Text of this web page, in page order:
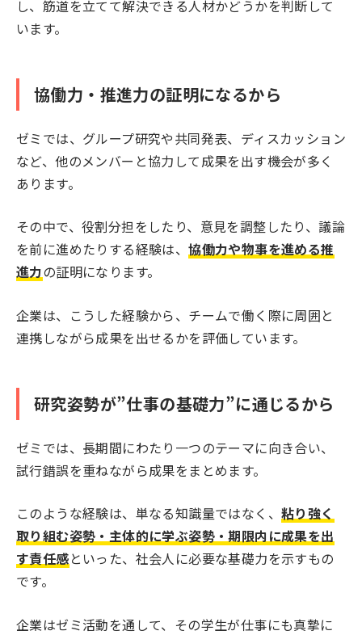
し、筋道を立てて解決できる人材かどうかを判断して
います。
協働力・推進力の証明になるから
ゼミでは、グループ研究や共同発表、ディスカッション
など、他のメンバーと協力して成果を出す機会が多く
あります。
その中で、役割分担をしたり、意見を調整したり、議論
を前に進めたりする経験は、協働力や物事を進める推
進力の証明になります。
企業は、こうした経験から、チームで働く際に周囲と
連携しながら成果を出せるかを評価しています。
研究姿勢が”仕事の基礎力”に通じるから
ゼミでは、長期間にわたり一つのテーマに向き合い、
試行錯誤を重ねながら成果をまとめます。
このような経験は、単なる知識量ではなく、 粘り強く
取り組む姿勢・主体的に学ぶ姿勢・期限内に成果を出
す責任感といった、社会人に必要な基礎力を示すもの
です。
企業はゼミ活動を通して、その学生が仕事にも真摯に